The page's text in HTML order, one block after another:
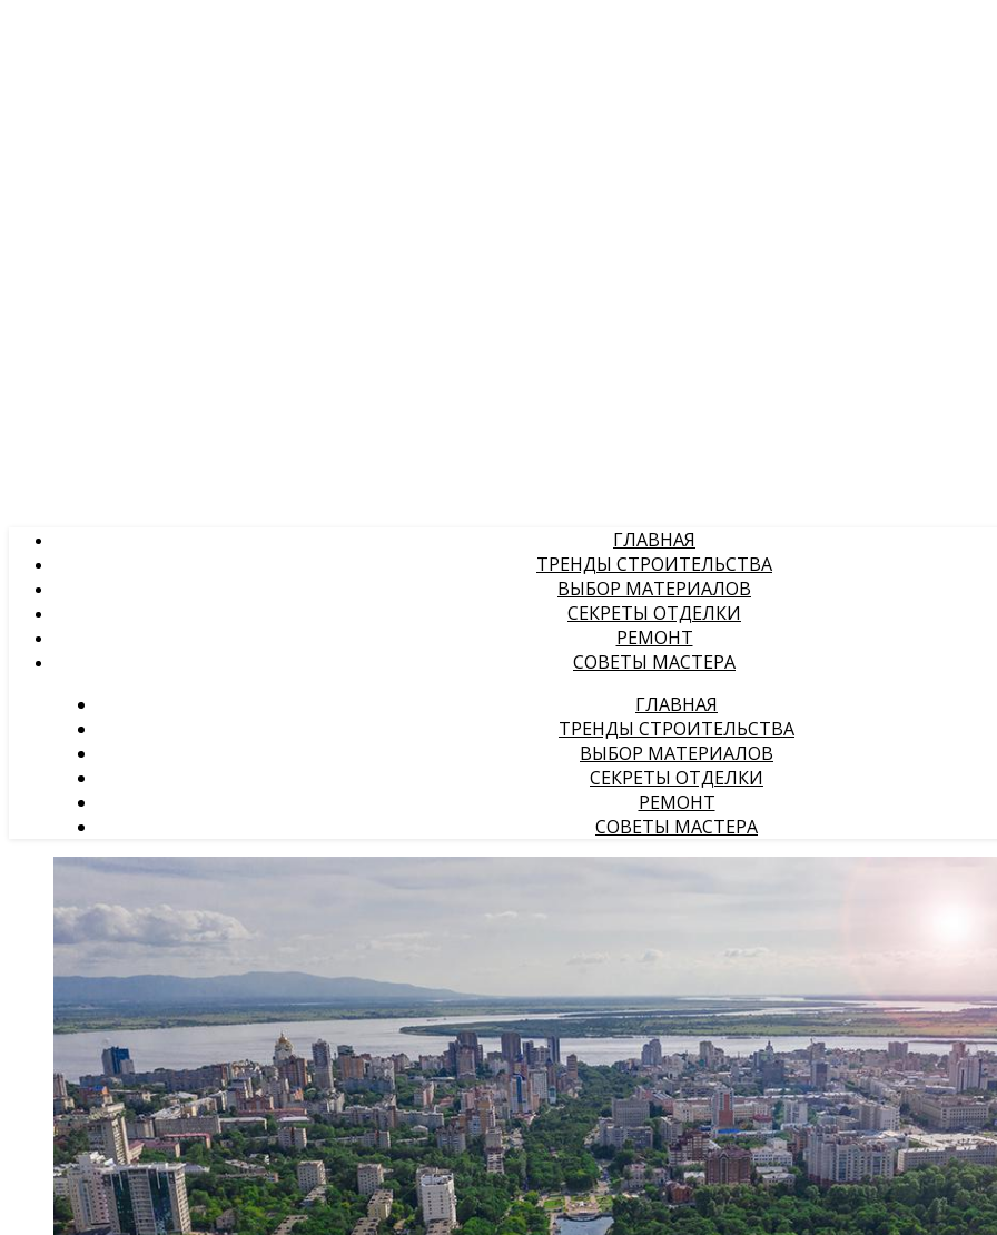
ГЛАВНАЯ
ТРЕНДЫ СТРОИТЕЛЬСТВА
ВЫБОР МАТЕРИАЛОВ
СЕКРЕТЫ ОТДЕЛКИ
РЕМОНТ
СОВЕТЫ МАСТЕРА
ГЛАВНАЯ
ТРЕНДЫ СТРОИТЕЛЬСТВА
ВЫБОР МАТЕРИАЛОВ
СЕКРЕТЫ ОТДЕЛКИ
РЕМОНТ
СОВЕТЫ МАСТЕРА